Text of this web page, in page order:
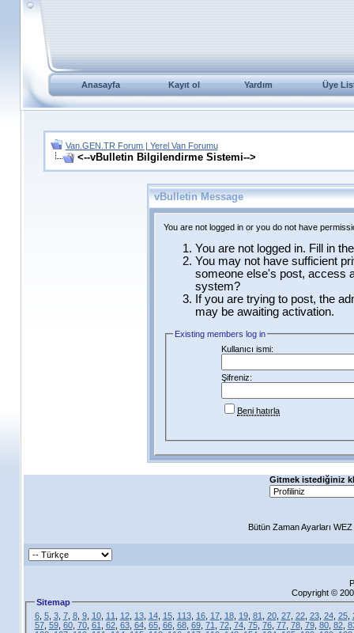
Anasayfa Kayıt ol Yardım Üye
Van.GEN.TR Forum | Yerel Van Forumu
<--vBulletin Bilgilendirme Sistemi-->
vBulletin Message
You are not logged in or you do not have
You are not logged in. Fill in
You may not have sufficient
someone else's post, access
system?
If you are trying to post, the
may be awaiting activation.
Existing members log in
Kullanıcı ismi:
Şifreniz:
Beni hatırla
Gitmek istediğiniz
Bütün Zaman Ayarları
Copyright ©
Sitemap
6, 5, 3, 7, 8, 9, 10, 11 12, 13, 14, 15, 113, 16, 17, 18, 19, 81 20, 27, 22, 23, 24, 25,
57, 59, 60, 70, 61 62, 63, 64, 65, 66, 68, 69, 71 72, 74, 75, 76, 77, 78, 79, 80, 82,